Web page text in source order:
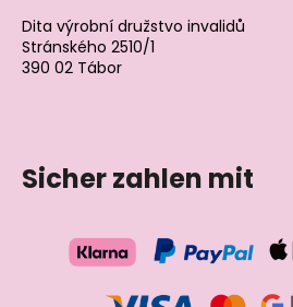
Dita výrobní družstvo invalidů
Stránského 2510/1
390 02 Tábor
Sicher zahlen mit